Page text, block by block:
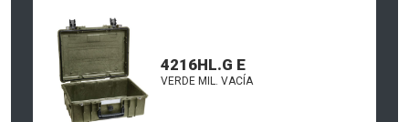
4216HL.G E
VERDE MIL. VACÍA